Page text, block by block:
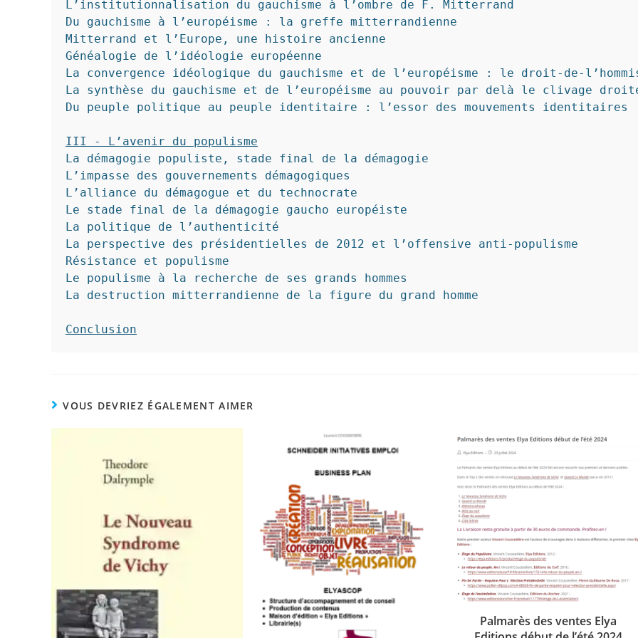
L’institutionnalisation du gauchisme à l’ombre de F. Mitterrand
Du gauchisme à l’européisme : la greffe mitterrandienne
Mitterrand et l’Europe, une histoire ancienne
Généalogie de l’idéologie européenne
La convergence idéologique du gauchisme et de l’européisme : le droit-de-
La synthèse du gauchisme et de l’européisme au pouvoir par delà le clivage
Du peuple politique au peuple identitaire : l’essor des mouvements identitaires
III - L’avenir du populisme
La démagogie populiste, stade final de la démagogie
L’impasse des gouvernements démagogiques
L’alliance du démagogue et du technocrate
Le stade final de la démagogie gaucho européiste
La politique de l’authenticité
La perspective des présidentielles de 2012 et l’offensive anti-populisme
Résistance et populisme
Le populisme à la recherche de ses grands hommes
La destruction mitterrandienne de la figure du grand homme
Conclusion
VOUS DEVRIEZ ÉGALEMENT AIMER
Palmarès des ventes Elya